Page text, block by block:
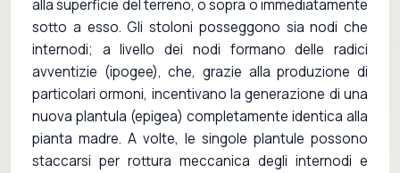
alla superficie del terreno, o sopra o immediatamente
sotto a esso. Gli stoloni posseggono sia nodi che
internodi; a livello dei nodi formano delle radici
avventizie (ipogee), che, grazie alla produzione di
particolari ormoni, incentivano la generazione di una
nuova plantula (epigea) completamente identica alla
pianta madre. A volte, le singole plantule possono
staccarsi per rottura meccanica degli internodi e